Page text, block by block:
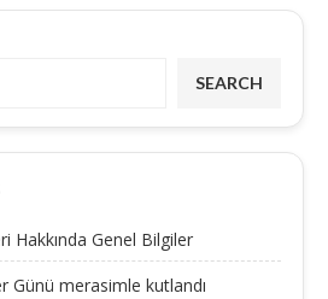
SEARCH
Hakkında Genel Bilgiler
Günü merasimle kutlandı